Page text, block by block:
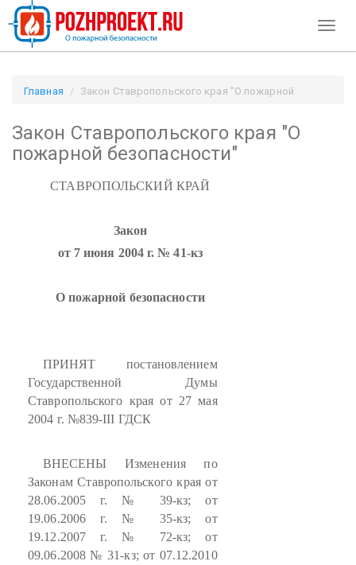
Главная
Закон Ставропольского края "О пожарной
Закон Ставропольского края "О
пожарной безопасности"
СТАВРОПОЛЬСКИЙ КРАЙ
Закон
от 7 июня 2004 г. № 41-кз
О пожарной безопасности
ПРИНЯТ постановлением
Государственной Думы
Ставропольского края от 27 мая
2004 г. №839-III ГДСК
ВНЕСЕНЫ Изменения по
Законам Ставропольского края от
28.06.2005 г. № 39-кз; от
19.06.2006 г. № 35-кз; от
19.12.2007 г. № 72-кз; от
09.06.2008 № 31-кз; от 07.12.2010